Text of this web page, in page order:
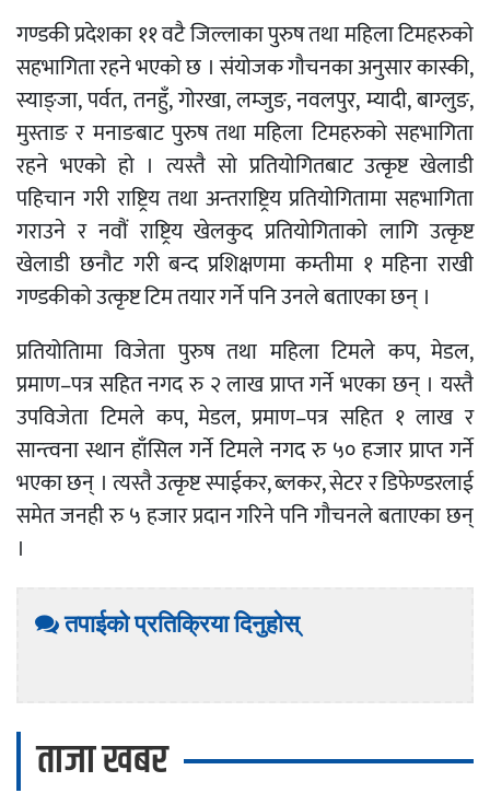
गण्डकी प्रदेशका ११ वटै जिल्लाका पुरुष तथा महिला टिमहरुको
सहभागिता रहने भएको छ । संयोजक गौचनका अनुसार कास्की,
स्याङ्जा, पर्वत, तनहुँ, गोरखा, लम्जुङ, नवलपुर, म्यादी, बाग्लुङ,
मुस्ताङ र मनाङबाट पुरुष तथा महिला टिमहरुको सहभागिता
रहने भएको हो । त्यस्तै सो प्रतियोगितबाट उत्कृष्ट खेलाडी
पहिचान गरी राष्ट्रिय तथा अन्तराष्ट्रिय प्रतियोगितामा सहभागिता
गराउने र नवौं राष्ट्रिय खेलकुद प्रतियोगिताको लागि उत्कृष्ट
खेलाडी छनौट गरी बन्द प्रशिक्षणमा कम्तीमा १ महिना राखी
गण्डकीको उत्कृष्ट टिम तयार गर्ने पनि उनले बताएका छन् ।
प्रतियोतिामा विजेता पुरुष तथा महिला टिमले कप, मेडल,
प्रमाण–पत्र सहित नगद रु २ लाख प्राप्त गर्ने भएका छन् । यस्तै
उपविजेता टिमले कप, मेडल, प्रमाण–पत्र सहित १ लाख र
सान्त्वना स्थान हाँसिल गर्ने टिमले नगद रु ५० हजार प्राप्त गर्ने
भएका छन् । त्यस्तै उत्कृष्ट स्पाईकर, ब्लकर, सेटर र डिफेण्डरलाई
समेत जनही रु ५ हजार प्रदान गरिने पनि गौचनले बताएका छन्
।
तपाईको प्रतिक्रिया दिनुहोस्
ताजा खबर